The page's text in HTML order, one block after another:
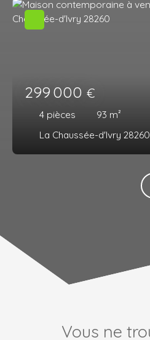
299 000 €
4 pièces 93 m²
La Chaussée-d'Ivry 28260
Vous ne